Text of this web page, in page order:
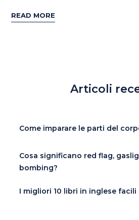
READ MORE
Articoli
Come imparare le parti del
Cosa significano red flag,
bombing?
I migliori 10 libri in inglese facili